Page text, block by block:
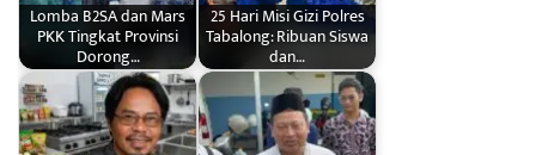
Lomba B2SA dan Mars
PKK Tingkat Provinsi
Dorong…
25 Hari Misi Gizi Polres
Tabalong: Ribuan Siswa
dan…